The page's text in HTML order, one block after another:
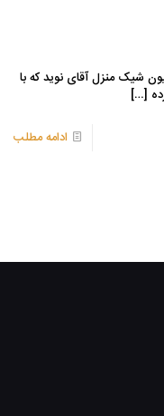
شیک منزل آقای نوید که با
[…]
ادامه مطلب